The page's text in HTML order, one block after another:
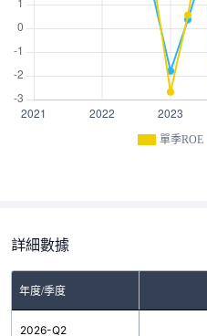
單季ROE
詳細數據
年度/季度
2026-Q2